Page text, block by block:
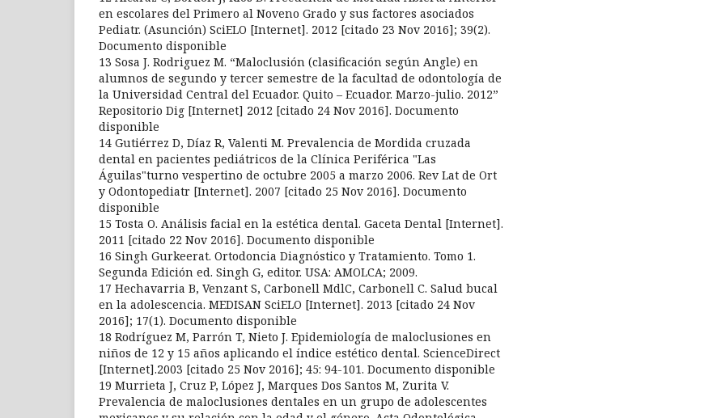
en escolares del Primero al Noveno Grado y sus factores asociados
Pediatr. (Asunción) SciELO [Internet]. 2012 [citado 23 Nov 2016]; 39(2).
Documento disponible
13 Sosa J. Rodriguez M. “Maloclusión (clasificación según Angle) en
alumnos de segundo y tercer semestre de la facultad de odontología de
la Universidad Central del Ecuador. Quito – Ecuador. Marzo-julio. 2012”
Repositorio Dig [Internet] 2012 [citado 24 Nov 2016]. Documento
disponible
14 Gutiérrez D, Díaz R, Valenti M. Prevalencia de Mordida cruzada
dental en pacientes pediátricos de la Clínica Periférica "Las
Águilas"turno vespertino de octubre 2005 a marzo 2006. Rev Lat de Ort
y Odontopediatr [Internet]. 2007 [citado 25 Nov 2016]. Documento
disponible
15 Tosta O. Análisis facial en la estética dental. Gaceta Dental [Internet].
2011 [citado 22 Nov 2016]. Documento disponible
16 Singh Gurkeerat. Ortodoncia Diagnóstico y Tratamiento. Tomo 1.
Segunda Edición ed. Singh G, editor. USA: AMOLCA; 2009.
17 Hechavarria B, Venzant S, Carbonell MdlC, Carbonell C. Salud bucal
en la adolescencia. MEDISAN SciELO [Internet]. 2013 [citado 24 Nov
2016]; 17(1). Documento disponible
18 Rodríguez M, Parrón T, Nieto J. Epidemiología de maloclusiones en
niños de 12 y 15 años aplicando el índice estético dental. ScienceDirect
[Internet].2003 [citado 25 Nov 2016]; 45: 94-101. Documento disponible
19 Murrieta J, Cruz P, López J, Marques Dos Santos M, Zurita V.
Prevalencia de maloclusiones dentales en un grupo de adolescentes